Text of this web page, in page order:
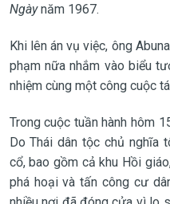
Ngàynăm 1967.
Khi lên án vụ việc, ông
phạm nữa nhắm vào biểu
nhiệm cùng một công cuộc
Trong cuộc tuần hành hôm
Do Thái dân tộc chủ nghĩa
cổ, bao gồm cả khu Hồi
phá hoại và tấn công cư